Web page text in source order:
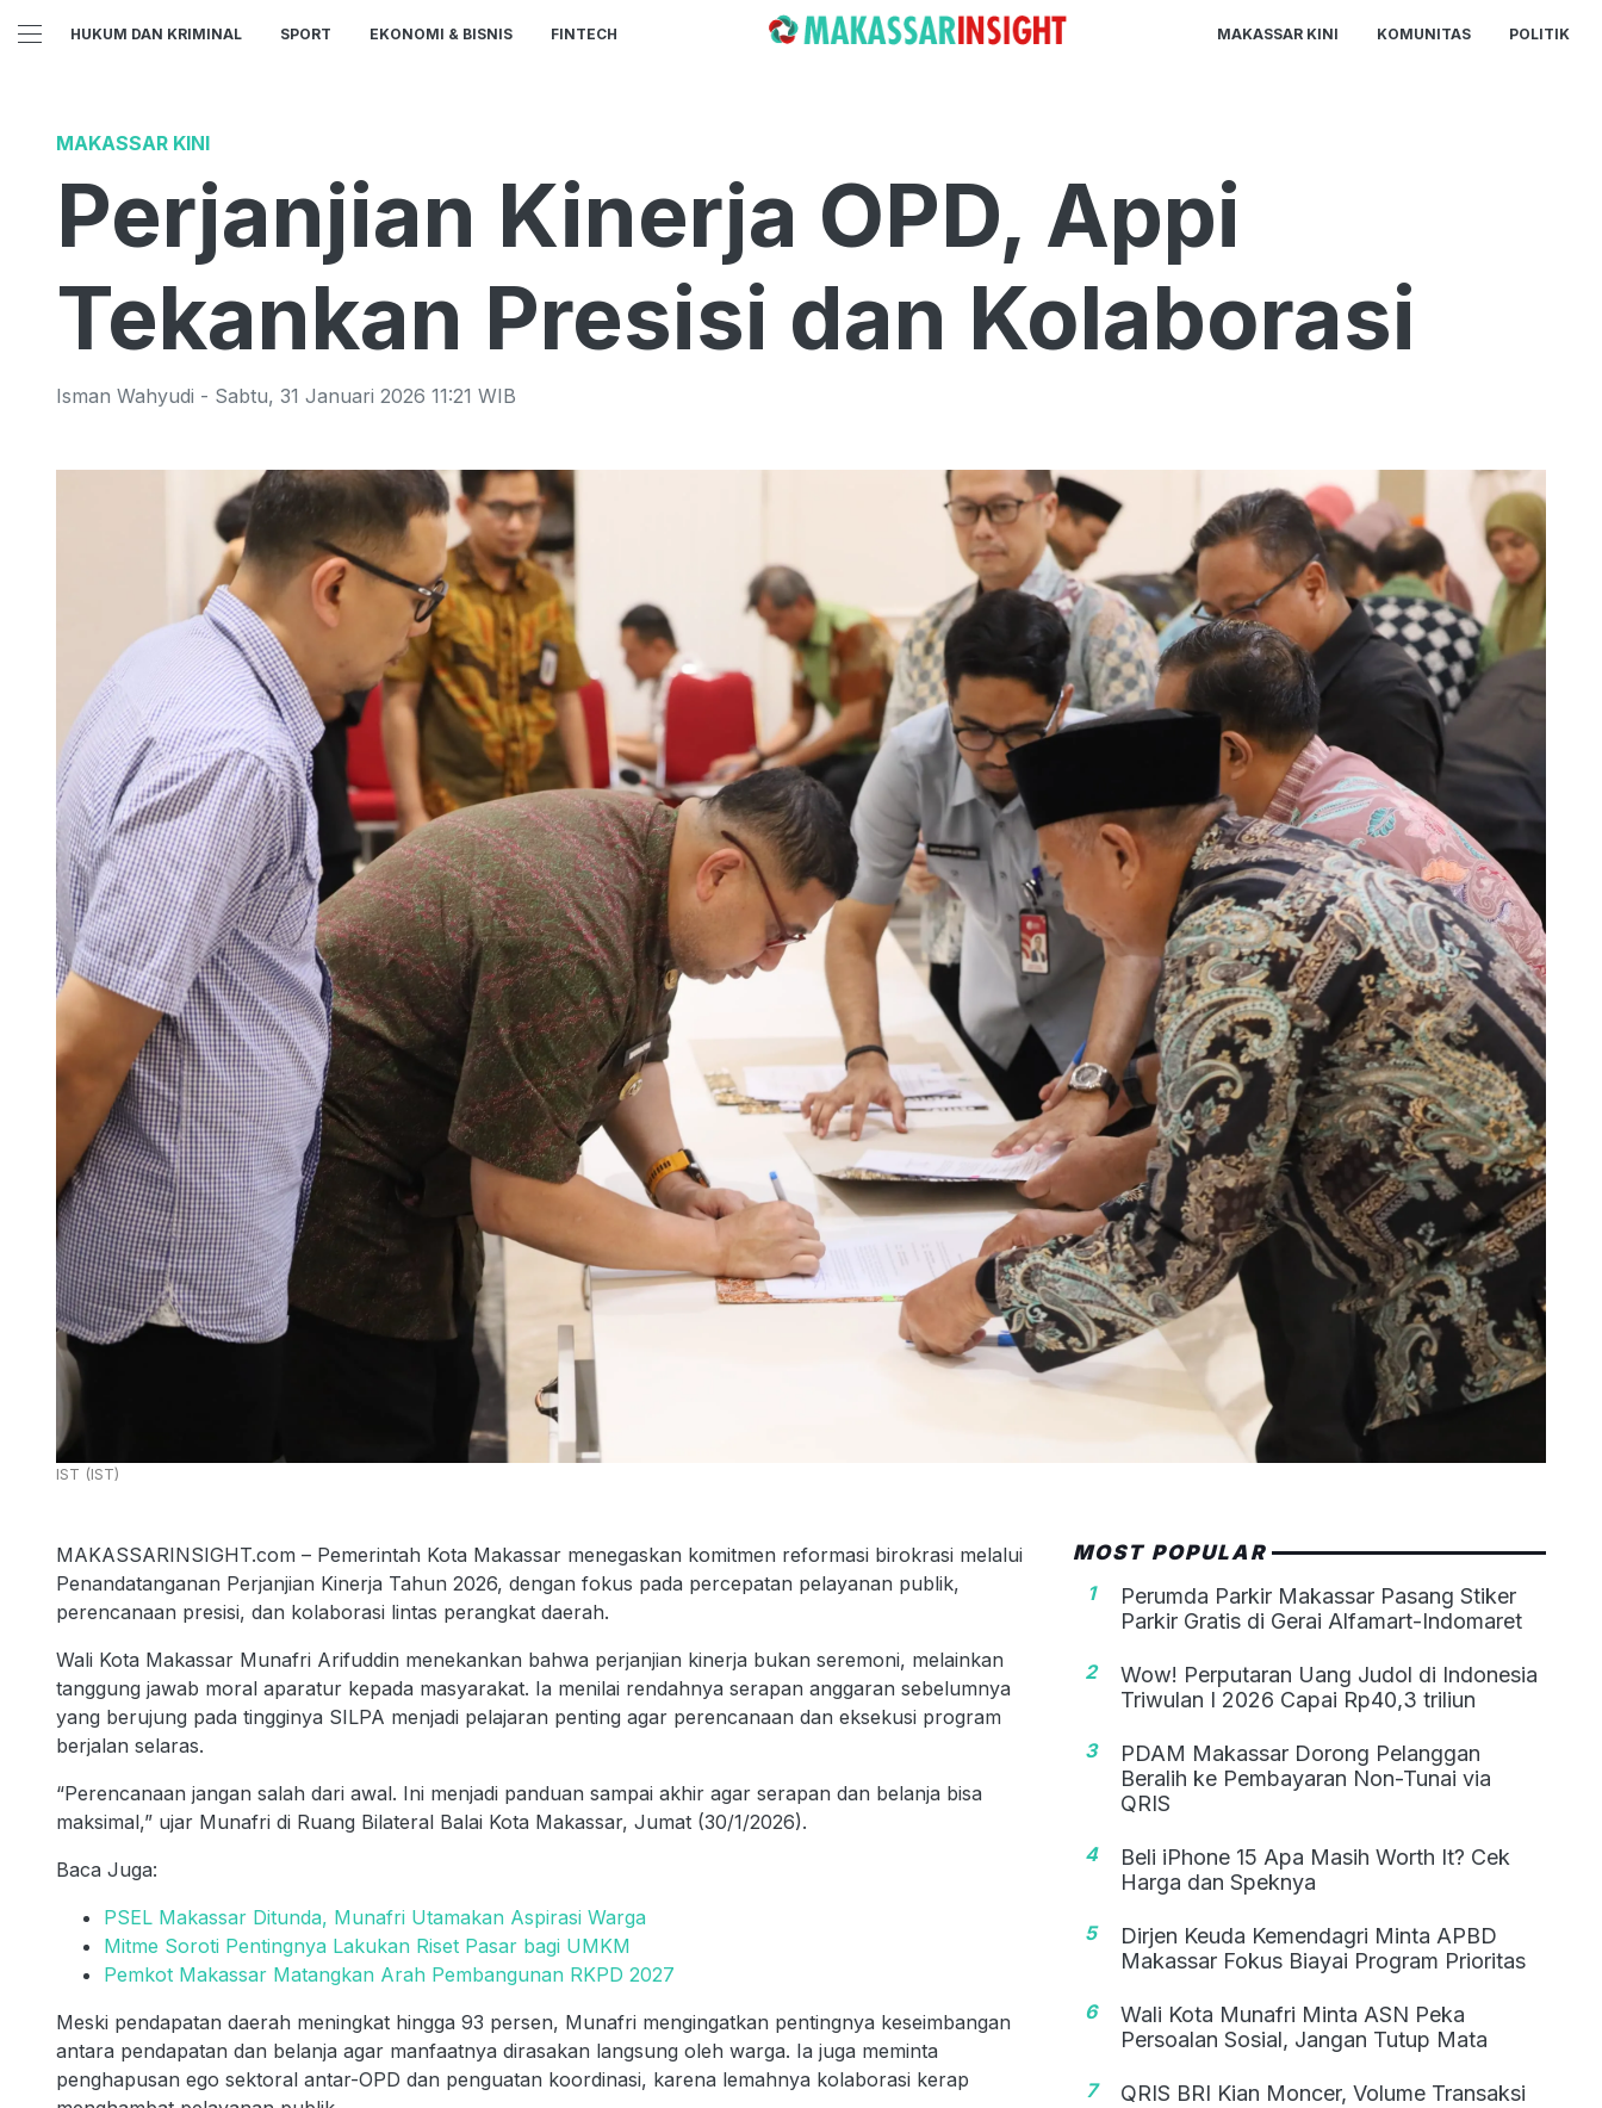
HUKUM DAN KRIMINAL SPORT EKONOMI & BISNIS FINTECH MAKASSAR KINI KOMUNITAS POLITIK
MAKASSAR KINI
Perjanjian Kinerja OPD, Appi
Tekankan Presisi dan Kolaborasi
Isman Wahyudi - Sabtu, 31 Januari 2026 11:21 WIB
IST (IST)
MAKASSARINSIGHT.com – Pemerintah Kota Makassar menegaskan komitmen reformasi birokrasi melalui
Penandatanganan Perjanjian Kinerja Tahun 2026, dengan fokus pada percepatan pelayanan publik,
perencanaan presisi, dan kolaborasi lintas perangkat daerah.
Wali Kota Makassar Munafri Arifuddin menekankan bahwa perjanjian kinerja bukan seremoni, melainkan
tanggung jawab moral aparatur kepada masyarakat. Ia menilai rendahnya serapan anggaran sebelumnya
yang berujung pada tingginya SILPA menjadi pelajaran penting agar perencanaan dan eksekusi program
berjalan selaras.
“Perencanaan jangan salah dari awal. Ini menjadi panduan sampai akhir agar serapan dan belanja bisa
maksimal,” ujar Munafri di Ruang Bilateral Balai Kota Makassar, Jumat (30/1/2026).
Baca Juga:
PSEL Makassar Ditunda, Munafri Utamakan Aspirasi Warga
Mitme Soroti Pentingnya Lakukan Riset Pasar bagi UMKM
Pemkot Makassar Matangkan Arah Pembangunan RKPD 2027
Meski pendapatan daerah meningkat hingga 93 persen, Munafri mengingatkan pentingnya keseimbangan
antara pendapatan dan belanja agar manfaatnya dirasakan langsung oleh warga. Ia juga meminta
penghapusan ego sektoral antar-OPD dan penguatan koordinasi, karena lemahnya kolaborasi kerap
MOST POPULAR
1
Perumda Parkir Makassar Pasang Stiker
Parkir Gratis di Gerai Alfamart-Indomaret
2
Wow! Perputaran Uang Judol di Indonesia
Triwulan I 2026 Capai Rp40,3 triliun
3
PDAM Makassar Dorong Pelanggan
Beralih ke Pembayaran Non-Tunai via
QRIS
4
Beli iPhone 15 Apa Masih Worth It? Cek
Harga dan Speknya
5
Dirjen Keuda Kemendagri Minta APBD
Makassar Fokus Biayai Program Prioritas
6
Wali Kota Munafri Minta ASN Peka
Persoalan Sosial, Jangan Tutup Mata
7
QRIS BRI Kian Moncer, Volume Transaksi